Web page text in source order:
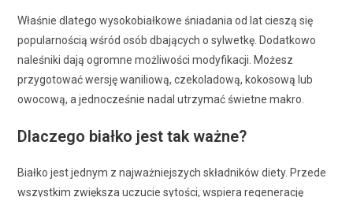
Właśnie dlatego wysokobiałkowe śniadania od lat cieszą się
popularnością wśród osób dbających o sylwetkę. Dodatkowo
naleśniki dają ogromne możliwości modyfikacji. Możesz
przygotować wersję waniliową, czekoladową, kokosową lub
owocową, a jednocześnie nadal utrzymać świetne makro.
Dlaczego białko jest tak ważne?
Białko jest jednym z najważniejszych składników diety. Przede
wszystkim zwiększa uczucie sytości, wspiera regenerację